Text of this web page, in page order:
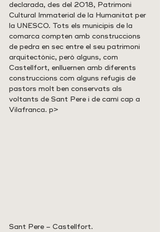
declarada, des del 2018, Patrimoni
Cultural Immaterial de la Humanitat per
la UNESCO. Tots els municipis de la
comarca compten amb construccions
de pedra en sec entre el seu patrimoni
arquitectònic, però alguns, com
Castellfort, enlluernen amb diferents
construccions com alguns refugis de
pastors molt ben conservats als
voltants de Sant Pere i de camí cap a
Vilafranca. p>
Sant Pere – Castellfort.